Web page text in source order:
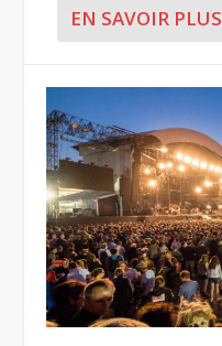
EN SAVOIR PLUS